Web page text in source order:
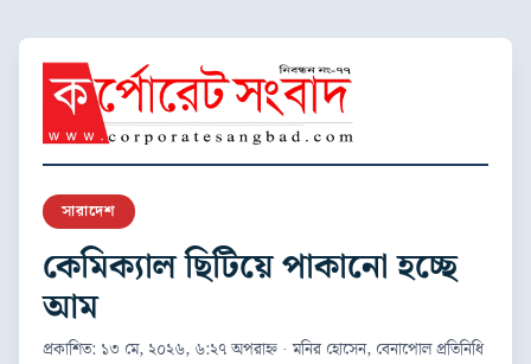
সারাদেশ
কেমিক্যাল ছিটিয়ে পাকানো হচ্ছে
আম
প্রকাশিত: ১৩ মে, ২০২৬, ৬:২৭ অপরাহ্ন · মনির হোসেন, বেনাপোল প্রতিনিধি